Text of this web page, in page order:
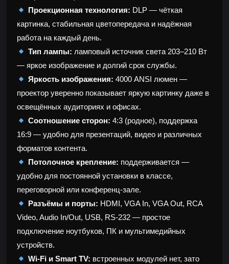
Проекционная технология: DLP — чёткая
картинка, стабильная цветопередача и надёжная
работа на каждый день.
Тип лампы: ламповый источник света 203–210 Вт
— яркое изображение и долгий срок службы.
Яркость изображения: 4000 ANSI люмен —
проектор уверенно показывает яркую картинку даже в
освещённых аудиториях и офисах.
Соотношение сторон: 4:3 (родное), поддержка
16:9 — удобно для презентаций, видео и различных
форматов контента.
Потолочное крепление: поддерживается —
удобно для постоянной установки в классе,
переговорной или конференц-зале.
Разъёмы и порты: HDMI, VGA In, VGA Out, RCA
Video, Audio In/Out, USB, RS-232 — простое
подключение ноутбуков, ПК и мультимедийных
устройств.
Wi-Fi и Smart TV: встроенных модулей нет, зато